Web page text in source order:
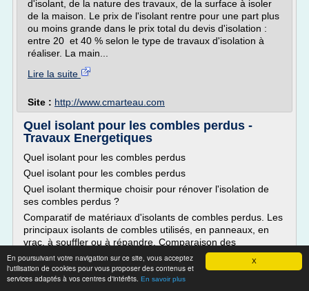
X
En poursuivant votre navigation sur ce site, vous acceptez
l'utilisation de cookies pour vous proposer des contenus et
services adaptés à vos centres d'intérêts. En savoir plus
d'isolant, de la nature des travaux, de la surface à isoler
de la maison. Le prix de l'isolant rentre pour une part plus
ou moins grande dans le prix total du devis d'isolation :
entre 20 et 40 % selon le type de travaux d'isolation à
réaliser. La main...
Lire la suite
Site : http://www.cmarteau.com
Quel isolant pour les combles perdus -
Travaux Energetiques
Quel isolant pour les combles perdus
Quel isolant pour les combles perdus
Quel isolant thermique choisir pour rénover l'isolation de
ses combles perdus ?
Comparatif de matériaux d'isolants de combles perdus. Les
principaux isolants de combles utilisés, en panneaux, en
vrac, à souffler ou à répandre. Comparaison des
épaisseurs, procédés de pose et résistances thermiques
des principaux...